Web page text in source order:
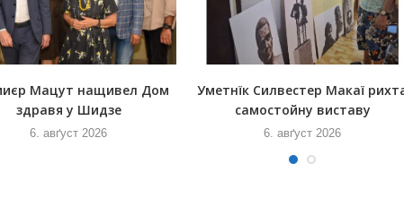
Мацут нащивел Дом
здравя у Шидзе
6. авґуст 2026
Уметнїк Силвестер Макаї
самостойну виставу
6. авґуст 2026